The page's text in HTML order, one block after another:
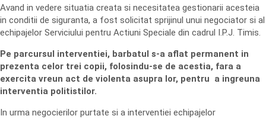
Avand in vedere situatia creata si necesitatea gestionarii acesteia
in conditii de siguranta, a fost solicitat sprijinul unui negociator si al
echipajelor Serviciului pentru Actiuni Speciale din cadrul I.P.J. Timis.
Pe parcursul interventiei, barbatul s-a aflat permanent in
prezenta celor trei copii, folosindu-se de acestia, fara a
exercita vreun act de violenta asupra lor, pentru a ingreuna
interventia politistilor.
In urma negocierilor purtate si a interventiei echipajelor